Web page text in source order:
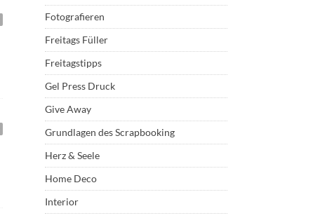
Fotografieren
Freitags Füller
Freitagstipps
Gel Press Druck
Give Away
Grundlagen des Scrapbooking
Herz & Seele
Home Deco
Interior